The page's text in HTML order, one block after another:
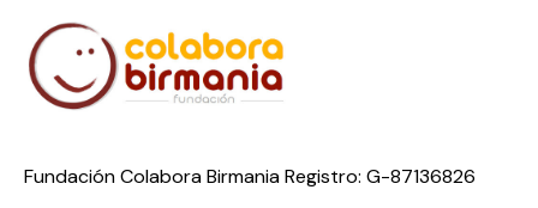
Fundación Colabora Birmania Registro: G-87136826